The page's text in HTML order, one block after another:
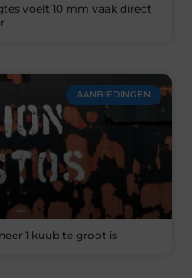
voelt 10 mm vaak direct
AANBIEDINGEN
1 kuub te groot is